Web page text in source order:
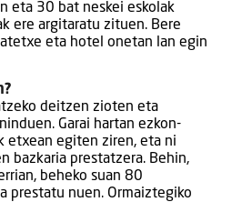
eta 30 bat neskei eskolak
ere argitaratu zituen. Bere
eta hotel onetan lan egin
deitzen zioten eta
Garai hartan ezkon-
etxean egiten ziren, eta ni
bazkaria prestatzera. Behin,
beheko suan 80
prestatu nuen. Ormaiztegiko